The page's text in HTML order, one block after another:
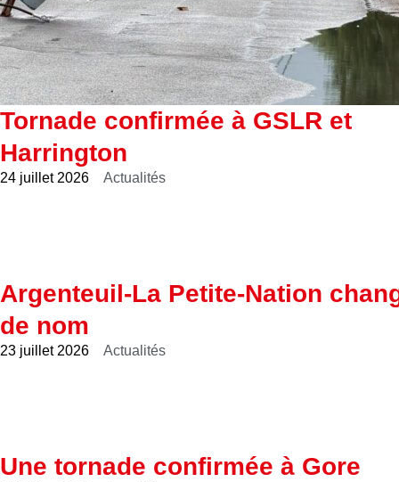
Tornade confirmée à GSLR et
Harrington
24 juillet 2026 Actualités
Argenteuil-La Petite-Nation
de nom
23 juillet 2026 Actualités
Une tornade confirmée à Gore